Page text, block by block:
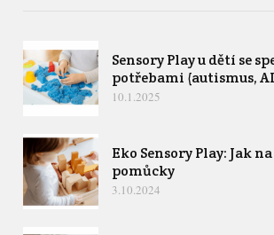
Sensory Play u dětí se
potřebami (autismus,
10.1.2025
Eko Sensory Play: Jak
pomůcky
3.10.2024